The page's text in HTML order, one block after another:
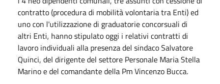
contratto (procedura di mobilità volontaria tra Enti) ed
uno con l'utilizzazione di graduatorie concorsuali di
altri Enti, hanno stipulato oggi i relativi contratti di
lavoro individuali alla presenza del sindaco Salvatore
Quinci, del dirigente del settore Personale Maria Stella
Marino e del comandante della Pm Vincenzo Bucca.